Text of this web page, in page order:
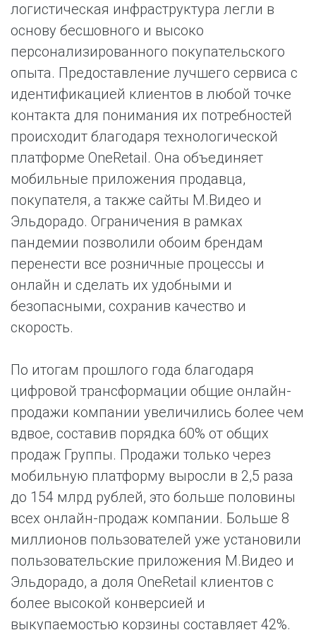
логистическая инфраструктура легли в
основу бесшовного и высоко
персонализированного покупательского
опыта. Предоставление лучшего сервиса с
идентификацией клиентов в любой точке
контакта для понимания их потребностей
происходит благодаря технологической
платформе OneRetail. Она объединяет
мобильные приложения продавца,
покупателя, а также сайты М.Видео и
Эльдорадо. Ограничения в рамках
пандемии позволили обоим брендам
перенести все розничные процессы и
онлайн и сделать их удобными и
безопасными, сохранив качество и
скорость.
По итогам прошлого года благодаря
цифровой трансформации общие онлайн-
продажи компании увеличились более чем
вдвое, составив порядка 60% от общих
продаж Группы. Продажи только через
мобильную платформу выросли в 2,5 раза
до 154 млрд рублей, это больше половины
всех онлайн-продаж компании. Больше 8
миллионов пользователей уже установили
пользовательские приложения М.Видео и
Эльдорадо, а доля OneRetail клиентов с
более высокой конверсией и
выкупаемостью корзины составляет 42%.